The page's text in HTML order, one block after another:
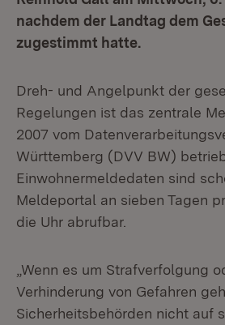
nachdem der Landtag dem
zugestimmt hatte.
Dreh- und Angelpunkt der
Regelungen ist das zentrale
2007 vom
Württemberg (DVV BW)
Einwohnermeldedaten sind
Meldeportal an sieben Tagen
die Uhr abrufbar.
„Wenn es um Strafverfolgung
Verhinderung von Gefahren
Sicherheitsbehörden nicht auf